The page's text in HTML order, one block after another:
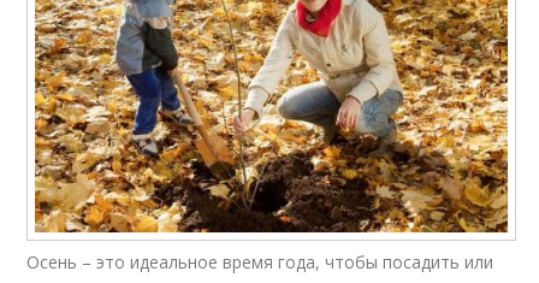
Осень – это идеальное время года, чтобы посадить или